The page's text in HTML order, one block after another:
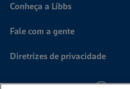
Conheça a Libbs
Fale com a gente
Diretrizes de privacidade